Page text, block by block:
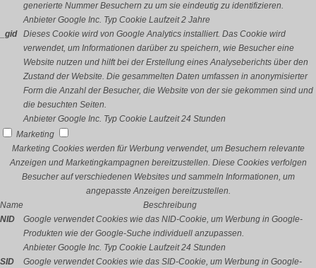
generierte Nummer Besuchern zu um sie eindeutig zu identifizieren.
Anbieter Google Inc. Typ Cookie Laufzeit 2 Jahre
_gid
Dieses Cookie wird von Google Analytics installiert. Das Cookie wird
verwendet, um Informationen darüber zu speichern, wie Besucher eine
Website nutzen und hilft bei der Erstellung eines Analyseberichts über den
Zustand der Website. Die gesammelten Daten umfassen in anonymisierter
Form die Anzahl der Besucher, die Website von der sie gekommen sind und
die besuchten Seiten.
Anbieter Google Inc. Typ Cookie Laufzeit 24 Stunden
Marketing
Marketing Cookies werden für Werbung verwendet, um Besuchern relevante
Anzeigen und Marketingkampagnen bereitzustellen. Diese Cookies verfolgen
Besucher auf verschiedenen Websites und sammeln Informationen, um
angepasste Anzeigen bereitzustellen.
Name
Beschreibung
NID
Google verwendet Cookies wie das NID-Cookie, um Werbung in Google-
Produkten wie der Google-Suche individuell anzupassen.
Anbieter Google Inc. Typ Cookie Laufzeit 24 Stunden
SID
Google verwendet Cookies wie das SID-Cookie, um Werbung in Google-